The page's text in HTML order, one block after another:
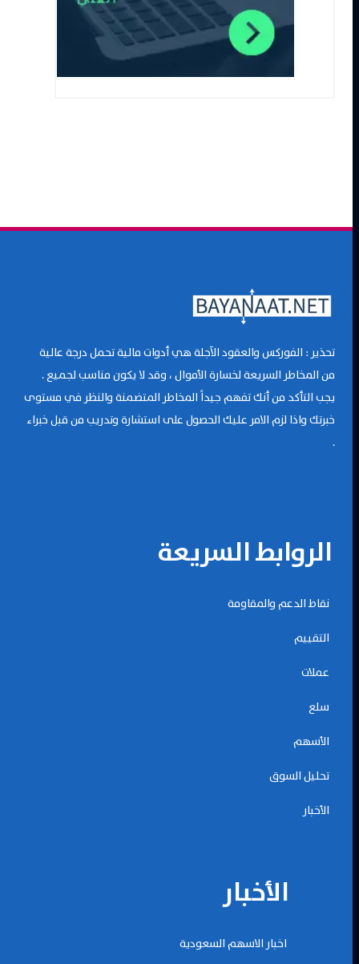
تحذير : الفوركس والعقود الآجلة هي أدوات مالية تحمل درجة عالية
من المخاطر السريعة لخسارة الأموال ، وقد لا يكون مناسب لجميع .
يجب التأكد من أنك تفهم جيداً المخاطر المتضمنة والنظر في مستوى
خبرتك واذا لزم الامر عليك الحصول على استشارة وتدريب من قبل خبراء
الروابط السريعة
نقاط الدعم والمقاومة
التقييم
عملات
سلع
الأسهم
تحليل السوق
الأخبار
الأخبار
اخبار الاسهم السعودية